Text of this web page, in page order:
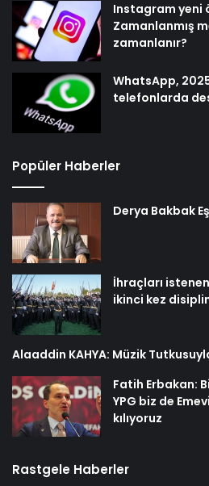
Instagram yeni
Zamanlanmış
zamanlanır?
WhatsApp,
telefonlarda
Popüler Haberler
Derya Bakbak
İhraçları
ikinci kez
Alaaddin KAHYA: Müzik
Fatih Erbakan:
YPG biz de
kılıyoruz
Rastgele Haberler